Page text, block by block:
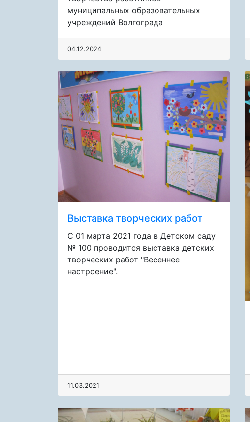
муниципальных образовательных
учреждений Волгограда
04.12.2024
Выставка творческих работ
С 01 марта 2021 года в Детском саду
№ 100 проводится выставка детских
творческих работ "Весеннее
настроение".
11.03.2021